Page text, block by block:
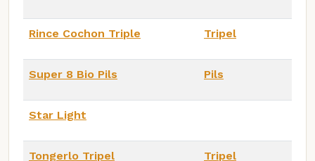
Rince Cochon Triple Tripel
Super 8 Bio Pils Pils
Star Light
Tongerlo Tripel Tripel